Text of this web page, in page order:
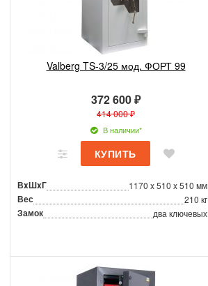
Valberg TS-3/25 мод. ФОРТ 99
372 600 ₽
414 000 ₽
В наличии*
ВxШxГ 1170 x 510 x 510 мм
Вес 210 кг
Замок два ключевых